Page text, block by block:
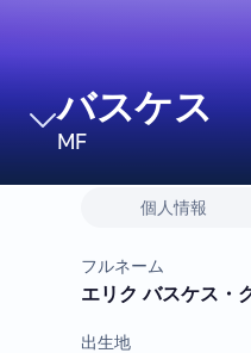
バスケス
MF
個人情報
フルネーム
エリク バスケス・
出生地